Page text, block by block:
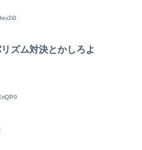
ズム対決とかしろよ